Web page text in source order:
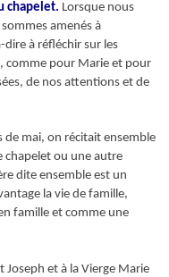
chapelet. Lorsque nous
amenés à
dire à réfléchir sur les
comme pour Marie et pour
de nos attentions et de
de mai, on récitait ensemble
chapelet ou une autre
dite ensemble est un
la vie de famille,
famille et comme une
et à la Vierge Marie